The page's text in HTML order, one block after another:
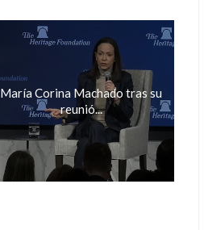
María Corina Machado tras su
reunió...